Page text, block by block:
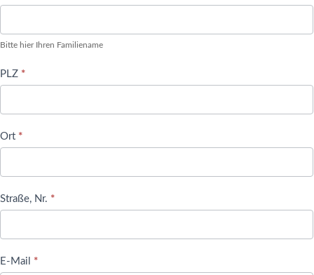
Bitte hier Ihren Familiename
PLZ *
Ort *
Straße, Nr. *
E-Mail *